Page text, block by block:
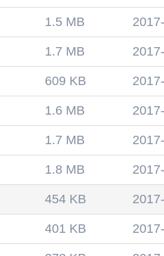
1.5 MB
1.7 MB
609 KB
1.6 MB
1.7 MB
1.8 MB
454 KB
401 KB